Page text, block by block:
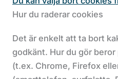
Hur du raderar cookies
Det är enkelt att ta bort
godkänt. Hur du gör
(t.ex. Chrome, Firefox